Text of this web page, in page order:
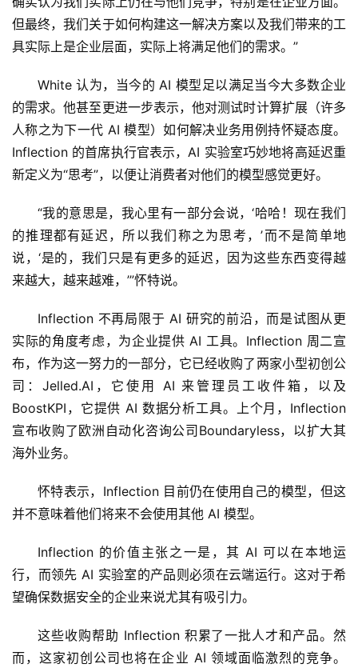
但最终，我们关于如何构建这一解决方案以及我们带来的工
具实际上是企业层面，实际上将满足他们的需求。”
White 认为，当今的 AI 模型足以满足当今大多数企业
的需求。他甚至更进一步表示，他对测试时计算扩展（许多
人称之为下一代 AI 模型）如何解决业务用例持怀疑态度。
Inflection 的首席执行官表示，AI 实验室巧妙地将高延迟重
新定义为“思考”，以便让消费者对他们的模型感觉更好。
“我的意思是，我心里有一部分会说，‘哈哈！现在我们
的推理都有延迟，所以我们称之为思考，’而不是简单地
说，‘是的，我们只是有更多的延迟，因为这些东西变得越
来越大，越来越难，’”怀特说。
Inflection 不再局限于 AI 研究的前沿，而是试图从更
实际的角度考虑，为企业提供 AI 工具。Inflection 周二宣
布，作为这一努力的一部分，它已经收购了两家小型初创公
司：Jelled.AI，它使用 AI 来管理员工收件箱，以及
BoostKPI，它提供 AI 数据分析工具。上个月，Inflection
宣布收购了欧洲自动化咨询公司Boundaryless，以扩大其
海外业务。
怀特表示，Inflection 目前仍在使用自己的模型，但这
并不意味着他们将来不会使用其他 AI 模型。
Inflection 的价值主张之一是，其 AI 可以在本地运
行，而领先 AI 实验室的产品则必须在云端运行。这对于希
望确保数据安全的企业来说尤其有吸引力。
这些收购帮助 Inflection 积累了一批人才和产品。然
而，这家初创公司也将在企业 AI 领域面临激烈的竞争。